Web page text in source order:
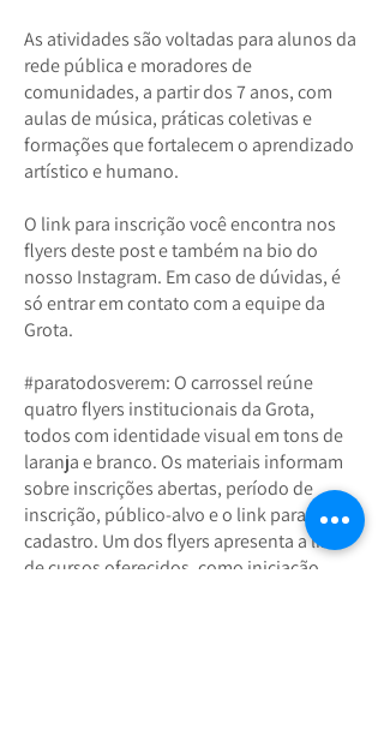
As atividades são voltadas para alunos da
rede pública e moradores de
comunidades, a partir dos 7 anos, com
aulas de música, práticas coletivas e
formações que fortalecem o aprendizado
artístico e humano.
O link para inscrição você encontra nos
flyers deste post e também na bio do
nosso Instagram. Em caso de dúvidas, é
só entrar em contato com a equipe da
Grota.
#paratodosverem: O carrossel reúne
quatro flyers institucionais da Grota,
todos com identidade visual em tons de
laranja e branco. Os materiais informam
sobre inscrições abertas, período de
inscrição, público-alvo e o link para
cadastro. Um dos flyers apresenta a lista
de cursos oferecidos, como iniciação